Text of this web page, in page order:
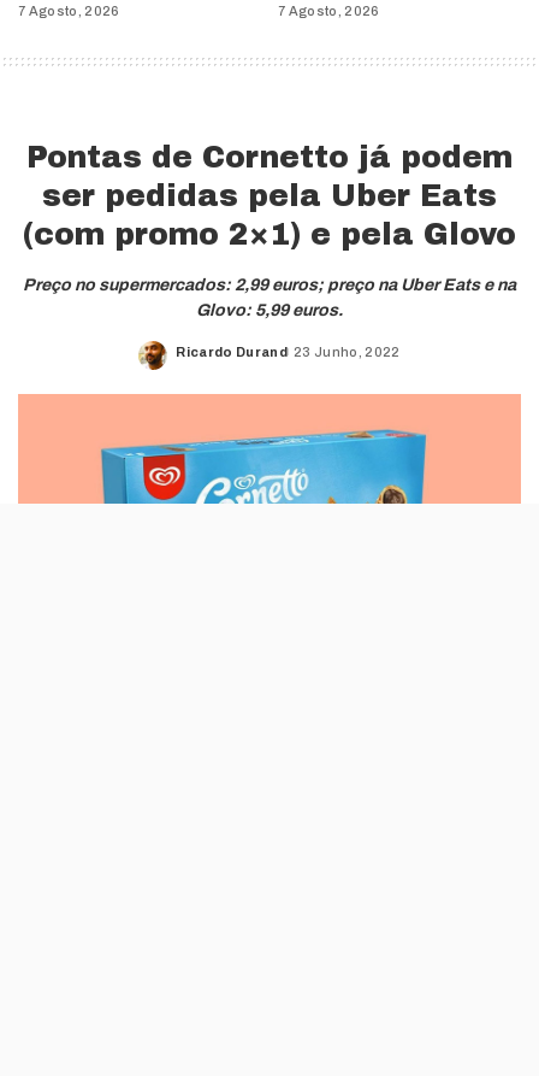
7 Agosto, 2026 7 Agosto, 2026
Pontas de Cornetto já podem
ser pedidas pela Uber Eats
(com promo 2×1) e pela Glovo
Preço no supermercados: 2,99 euros; preço na Uber Eats e na
Glovo: 5,99 euros.
Posted
Ricardo Durand 23 Junho, 2022